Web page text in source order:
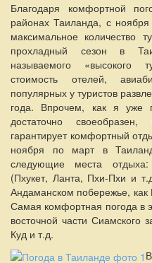
Благодаря комфортной
районах Таиланда, с
максимальное количество
прохладный сезон в
называемого «высокого
стоимость отелей,
популярных у туристов
года. Впрочем, как я уже
достаточно
гарантирует комфортный
ноября по март в
следующие места
(Пхукет, Ланта, Пхи-Пхи и
Андаманском побережье, как
Самая комфортная погода в
восточной части Сиамского
Куд и т.д.